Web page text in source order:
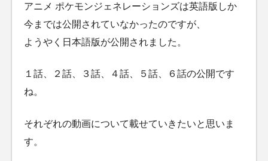
アニメ ポケモンジェネレーションズは英語版しか
今までは公開されていなかったのですが、
ようやく日本語版が公開されました。
１話、２話、３話、４話、５話、６話の公開です
ね。
それぞれの動画について載せていきたいと思いま
す。